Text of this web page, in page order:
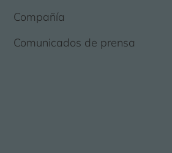
Compañía
Comunicados de prensa